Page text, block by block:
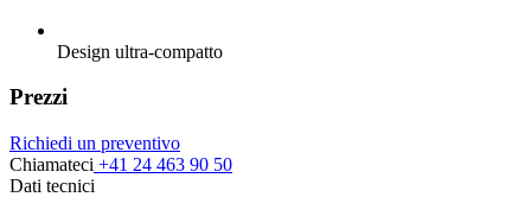
Design ultra-compatto
Prezzi
Richiedi un preventivo
Chiamateci +41 24 463 90 50
Dati tecnici